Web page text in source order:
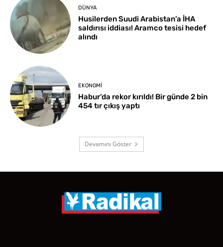
DÜNYA
Husilerden Suudi Arabistan’a İHA
saldırısı iddiası! Aramco tesisi hedef
alındı
EKONOMI
Habur’da rekor kırıldı! Bir günde 2 bin
454 tır çıkış yaptı
Devamını Göster